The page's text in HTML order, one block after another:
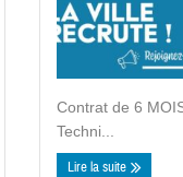
Contrat de 6
Techni...
Lire la suite